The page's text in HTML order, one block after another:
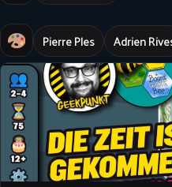
Pierre Ples Adrien